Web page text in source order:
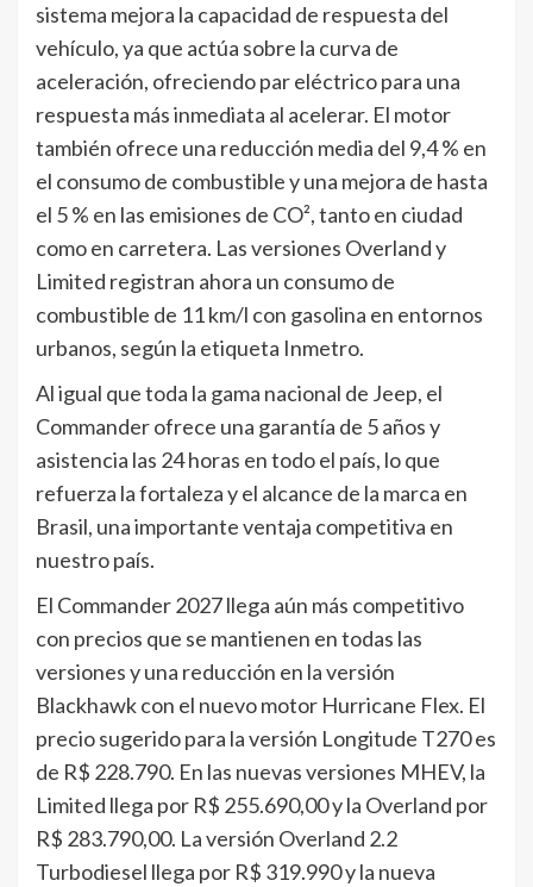
sistema mejora la capacidad de respuesta del
vehículo, ya que actúa sobre la curva de
aceleración, ofreciendo par eléctrico para una
respuesta más inmediata al acelerar. El motor
también ofrece una reducción media del 9,4 % en
el consumo de combustible y una mejora de hasta
el 5 % en las emisiones de CO², tanto en ciudad
como en carretera. Las versiones Overland y
Limited registran ahora un consumo de
combustible de 11 km/l con gasolina en entornos
urbanos, según la etiqueta Inmetro.
Al igual que toda la gama nacional de Jeep, el
Commander ofrece una garantía de 5 años y
asistencia las 24 horas en todo el país, lo que
refuerza la fortaleza y el alcance de la marca en
Brasil, una importante ventaja competitiva en
nuestro país.
El Commander 2027 llega aún más competitivo
con precios que se mantienen en todas las
versiones y una reducción en la versión
Blackhawk con el nuevo motor Hurricane Flex. El
precio sugerido para la versión Longitude T270 es
de R$ 228.790. En las nuevas versiones MHEV, la
Limited llega por R$ 255.690,00 y la Overland por
R$ 283.790,00. La versión Overland 2.2
Turbodiesel llega por R$ 319.990 y la nueva